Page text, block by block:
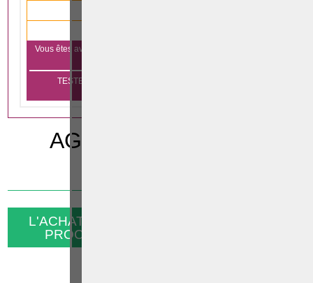
Vous êtes avocat et vous voulez vous aussi apparaître sur notre
TESTEZ GRATUITEMENT PENDANT 1 MOIS SANS
AGENT IMMOBILIER
L'ACHAT DU BIEN PAR UNE PERSONNE
PROCHE DE L'AGENT IMMOBILIER